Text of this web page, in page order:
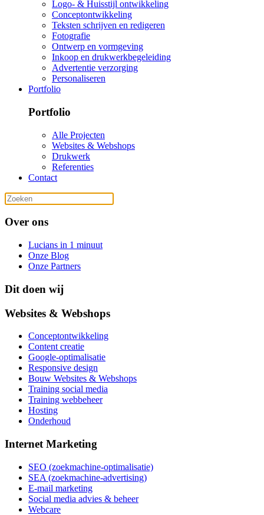
Logo- & Huisstijl ontwikkeling
Conceptontwikkeling
Teksten schrijven en redigeren
Fotografie
Ontwerp en vormgeving
Inkoop en drukwerkbegeleiding
Advertentie verzorging
Personaliseren
Portfolio
Portfolio
Alle Projecten
Websites & Webshops
Drukwerk
Referenties
Contact
Over ons
Lucians in 1 minuut
Onze Blog
Onze Partners
Dit doen wij
Websites & Webshops
Conceptontwikkeling
Content creatie
Google-optimalisatie
Responsive design
Bouw Websites & Webshops
Training social media
Training webbeheer
Hosting
Onderhoud
Internet Marketing
SEO (zoekmachine-optimalisatie)
SEA (zoekmachine-advertising)
E-mail marketing
Social media advies & beheer
Webcare